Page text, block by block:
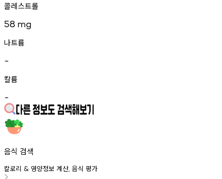
콜레스트롤
58 mg
나트륨
-
칼륨
-
음식 검색
칼로리 & 영양정보 계산, 음식 평가